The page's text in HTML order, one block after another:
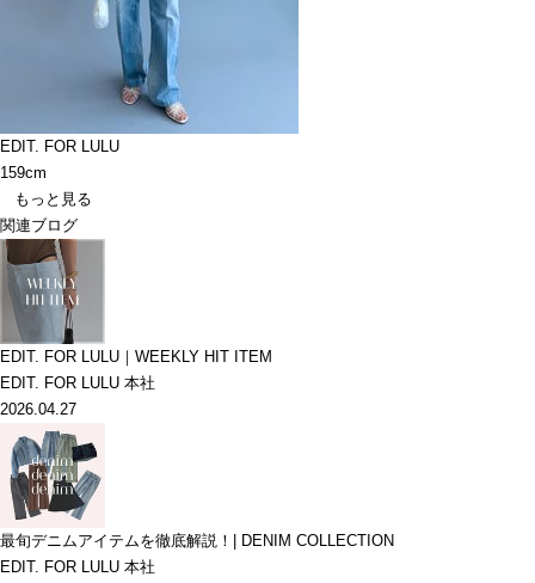
EDIT. FOR LULU
159cm
もっと見る
関連ブログ
EDIT. FOR LULU｜WEEKLY HIT ITEM
EDIT. FOR LULU 本社
2026.04.27
最旬デニムアイテムを徹底解説！| DENIM COLLECTION
EDIT. FOR LULU 本社